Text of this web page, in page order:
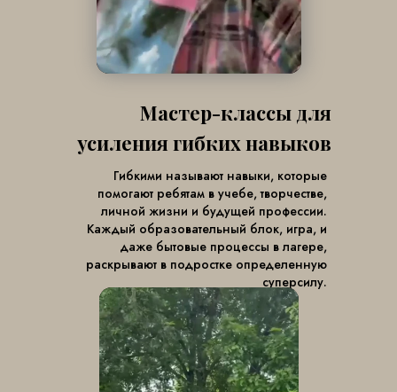
Гибкими называют навыки, которые
помогают ребятам в учебе, творчестве,
личной жизни и будущей профессии.
Каждый образовательный блок, игра, и
даже бытовые процессы в лагере,
раскрывают в подростке определенную
суперсилу.
Мастер-классы для
усиления гибких навыков